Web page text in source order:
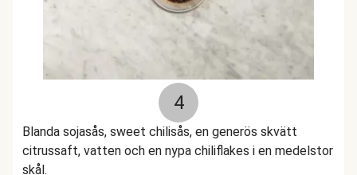
4
Blanda sojasås, sweet chilisås, en generös skvätt
citrussaft, vatten och en nypa chiliflakes i en medelstor
skål.